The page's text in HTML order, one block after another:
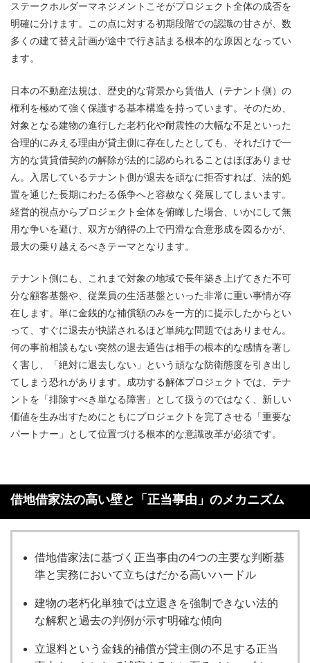
ステークホルダーマネジメントこそがプロジェクト全体の成否を
明確に分けます。この点に対する初期段階での認識の甘さが、数
多くの建て替え計画が途中で行き詰まる根本的な原因となってい
ます。
日本の不動産法規は、歴史的な背景から賃借人（テナント側）の
権利を極めて強く保護する基本構造を持っています。そのため、
対象となる建物の進行した老朽化や耐震性の大幅な不足といった
合理的にみえる理由が貸主側に存在したとしても、それだけで一
方的な賃貸借契約の解除が法的に認められることはほぼありませ
ん。入居しているテナント側が退去を頑なに拒否すれば、法的処
置を通じた長期にわたる係争へと容赦なく発展してしまいます。
経営的視点からプロジェクト全体を俯瞰した場合、いかにして無
用な争いを避け、双方が納得の上で円滑な合意形成を図るかが、
最大の乗り越えるべきテーマとなります。
テナント側にも、これまで対象の地域で長年築き上げてきた不可
分な顧客基盤や、従業員の生活基盤といった非常に重い事情が存
在します。単に金銭的な補償額のみを一方的に提示したからとい
って、すぐに退去が快諾されるほど単純な問題ではありません。
何の事前相談もない突然の退去通告は相手の根本的な感情を著し
く害し、「絶対に退去しない」という頑なな防衛態度を引き出し
てしまう恐れがあります。成功する解体プロジェクトでは、テナ
ントを「排除すべき単なる障害」として扱うのではなく、新しい
価値を生み出すためにともにプロジェクトを完了させる「重要な
パートナー」として位置づける根本的な意識改革が必須です。
借地借家法の高い壁と「正当事由」のメカニズム
借地借家法に基づく正当事由の4つの主要な判断基
準と実務において立ちはだかる高いハードル
建物の老朽化単独では立退きを強制できない法的
な解釈と過去の判例が示す明確な傾向
立退料という金銭的補償が貸主側の不足する正当